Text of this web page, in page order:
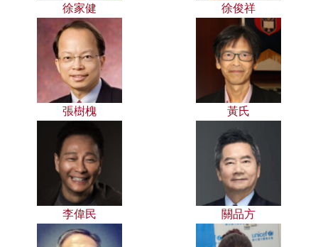
徐家健 徐俊祥
張樹槐 黃氏
李偉民 關品方